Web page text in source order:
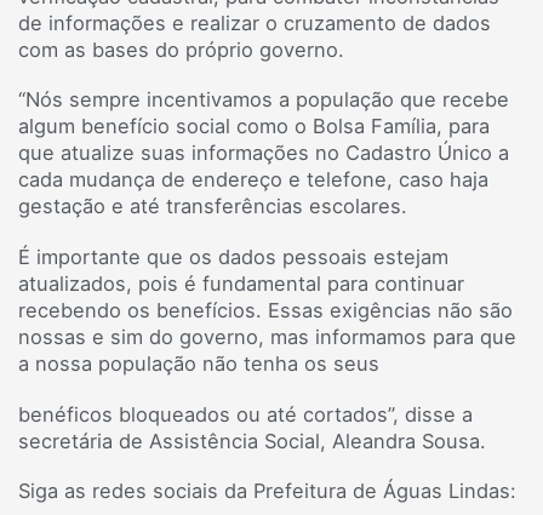
de informações e realizar o cruzamento de dados
com as bases do próprio governo.
“Nós sempre incentivamos a população que recebe
algum benefício social como o Bolsa Família, para
que atualize suas informações no Cadastro Único a
cada mudança de endereço e telefone, caso haja
gestação e até transferências escolares.
É importante que os dados pessoais estejam
atualizados, pois é fundamental para continuar
recebendo os benefícios. Essas exigências não são
nossas e sim do governo, mas informamos para que
a nossa população não tenha os seus
benéficos bloqueados ou até cortados”, disse a
secretária de Assistência Social, Aleandra Sousa.
Siga as redes sociais da Prefeitura de Águas Lindas: